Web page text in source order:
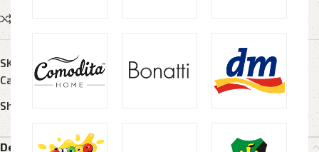
SKU:
N/A
Categories: Антистрес топчиња
Рекламен материјал
Share:
Description